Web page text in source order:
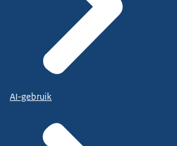
AI-gebruik